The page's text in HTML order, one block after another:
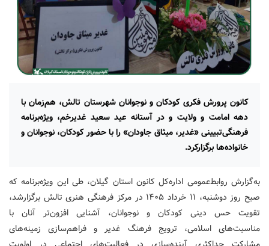
کانون پرورش فکری کودکان و نوجوانان شهرستان تالش، هم‌زمان با
دهه امامت و ولایت و در آستانه عید سعید غدیرخم، ویژه‌برنامه
فرهنگی‌تبیینی «غدیر، میثاق جاودان» را با حضور کودکان، نوجوانان و
خانواده‌ها برگزارکرد.
به‌گزارش روابط‌عمومی اداره‌کل کانون استان گیلان، طی این ویژه‌برنامه که
صبح روز دوشنبه، ۱۱ خرداد ۱۴۰۵ در مرکز فرهنگی هنری تالش برگزارشد،
تقویت حس دینی کودکان و نوجوانان، آشنایی افزون‌تر آنان با
مناسبت‌های اسلامی، ترویج فرهنگ غدیر و فراهم‌سازی زمینه‌های